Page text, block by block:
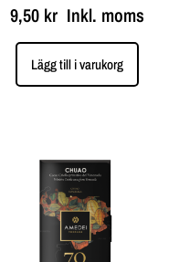
9,50 krInkl. moms
Lägg till i varukorg